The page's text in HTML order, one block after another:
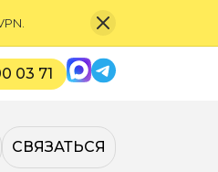
03 71 MaxTelegram
СВЯЗАТЬСЯ